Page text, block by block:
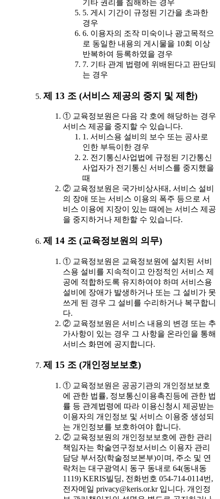
기타 권리를 침해하는 경우
5. 게시 기간이 규정된 기간을 초과한
경우
6. 이용자의 조작 미숙이나 광고목적으
로 동일한 내용의 게시물을 10회 이상
반복하여 등록하였을 경우
7. 기타 관계 법령에 위배된다고 판단되
는 경우
제 13 조 (서비스 제공의 중지 및 제한)
① 교육정보원은 다음 각 호에 해당하는 경우
서비스 제공을 중지할 수 있습니다.
1. 서비스용 설비의 보수 또는 공사로
인한 부득이한 경우
2. 전기통신사업법에 규정된 기간통신
사업자가 전기통신 서비스를 중지했을
때
② 교육정보원은 국가비상사태, 서비스 설비
의 장애 또는 서비스 이용의 폭주 등으로 서
비스 이용에 지장이 있는 때에는 서비스 제공
을 중지하거나 제한할 수 있습니다.
제 14 조 (교육정보원의 의무)
① 교육정보원은 교육정보원에 설치된 서비
스용 설비를 지속적이고 안정적인 서비스 제
공에 적합하도록 유지하여야 하며 서비스용
설비에 장애가 발생하거나 또는 그 설비가 못
쓰게 된 경우 그 설비를 수리하거나 복구합니
다.
② 교육정보원은 서비스 내용의 변경 또는 추
가사항이 있는 경우 그 사항을 온라인을 통해
서비스 화면에 공지합니다.
제 15 조 (개인정보보호)
① 교육정보원은 공공기관의 개인정보보호
에 관한 법률, 정보통신이용촉진등에 관한 법
률 등 관계법령에 따라 이용신청시 제공받는
이용자의 개인정보 및 서비스 이용중 생성되
는 개인정보를 보호하여야 합니다.
② 교육정보원의 개인정보보호에 관한 관리
책임자는 학술연구정보서비스 이용자 관리
담당 부서장(학술정보본부)이며, 주소 및 연
락처는 대구광역시 동구 동내로 64(동내동
1119) KERIS빌딩, 전화번호 054-714-0114번,
전자메일 privacy@keris.or.kr 입니다. 개인정